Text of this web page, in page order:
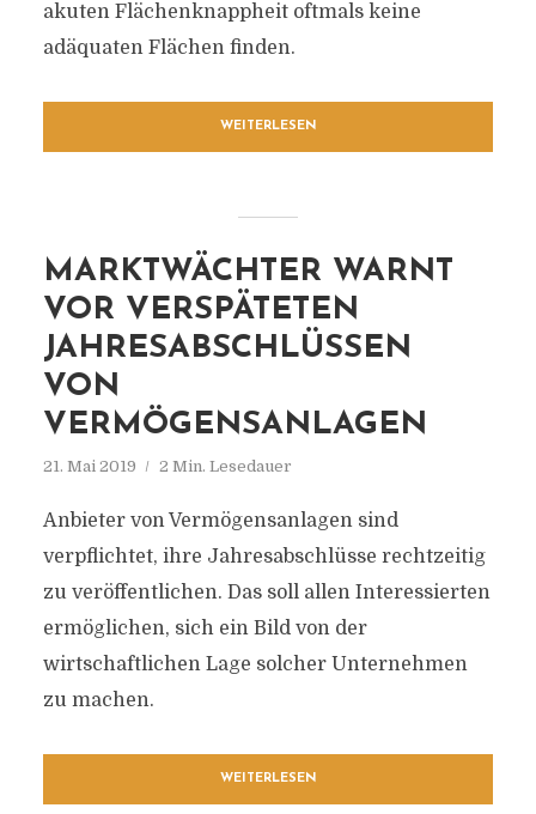
akuten Flächenknappheit oftmals keine
adäquaten Flächen finden.
WEITERLESEN
MARKTWÄCHTER WARNT
VOR VERSPÄTETEN
JAHRESABSCHLÜSSEN
VON
VERMÖGENSANLAGEN
21. Mai 2019 2 Min. Lesedauer
Anbieter von Vermögensanlagen sind
verpflichtet, ihre Jahresabschlüsse rechtzeitig
zu veröffentlichen. Das soll allen Interessierten
ermöglichen, sich ein Bild von der
wirtschaftlichen Lage solcher Unternehmen
zu machen.
WEITERLESEN